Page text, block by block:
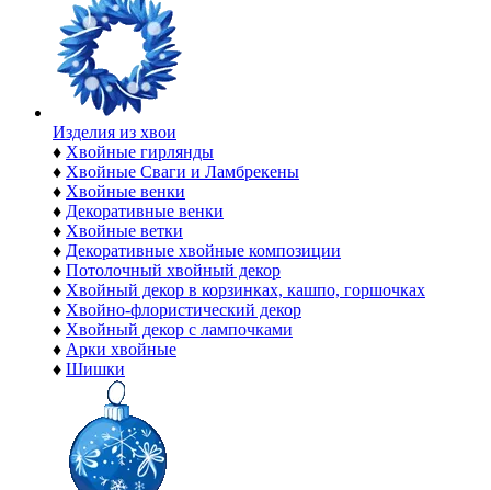
Изделия из хвои
♦ Хвойные гирлянды
♦ Хвойные Сваги и Ламбрекены
♦ Хвойные венки
♦ Декоративные венки
♦ Хвойные ветки
♦ Декоративные хвойные композиции
♦ Потолочный хвойный декор
♦ Хвойный декор в корзинках, кашпо, горшочках
♦ Хвойно-флористический декор
♦ Хвойный декор с лампочками
♦ Арки хвойные
♦ Шишки